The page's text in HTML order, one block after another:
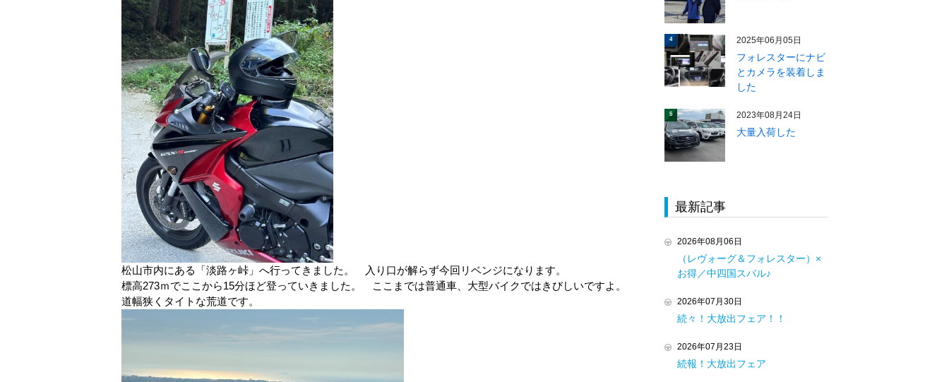
松山市内にある「淡路ヶ峠」へ行ってきました。 入り口が解らず今回リベンジになります。
標高273ｍでここから15分ほど登っていきました。 ここまでは普通車、大型バイクではきびしいですよ。
道幅狭くタイトな荒道です。
4 2025年06月05日
フォレスターにナビ
とカメラを装着しま
した
5 2023年08月24日
大量入荷した
最新記事
2026年08月06日
（レヴォーグ＆フォレスター）×
お得／中四国スバル♪
2026年07月30日
続々！大放出フェア！！
2026年07月23日
続報！大放出フェア